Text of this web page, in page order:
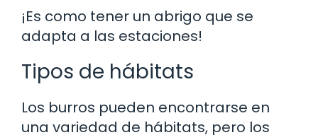
¡Es como tener un abrigo que se
adapta a las estaciones!
Tipos de hábitats
Los burros pueden encontrarse en
una variedad de hábitats, pero los